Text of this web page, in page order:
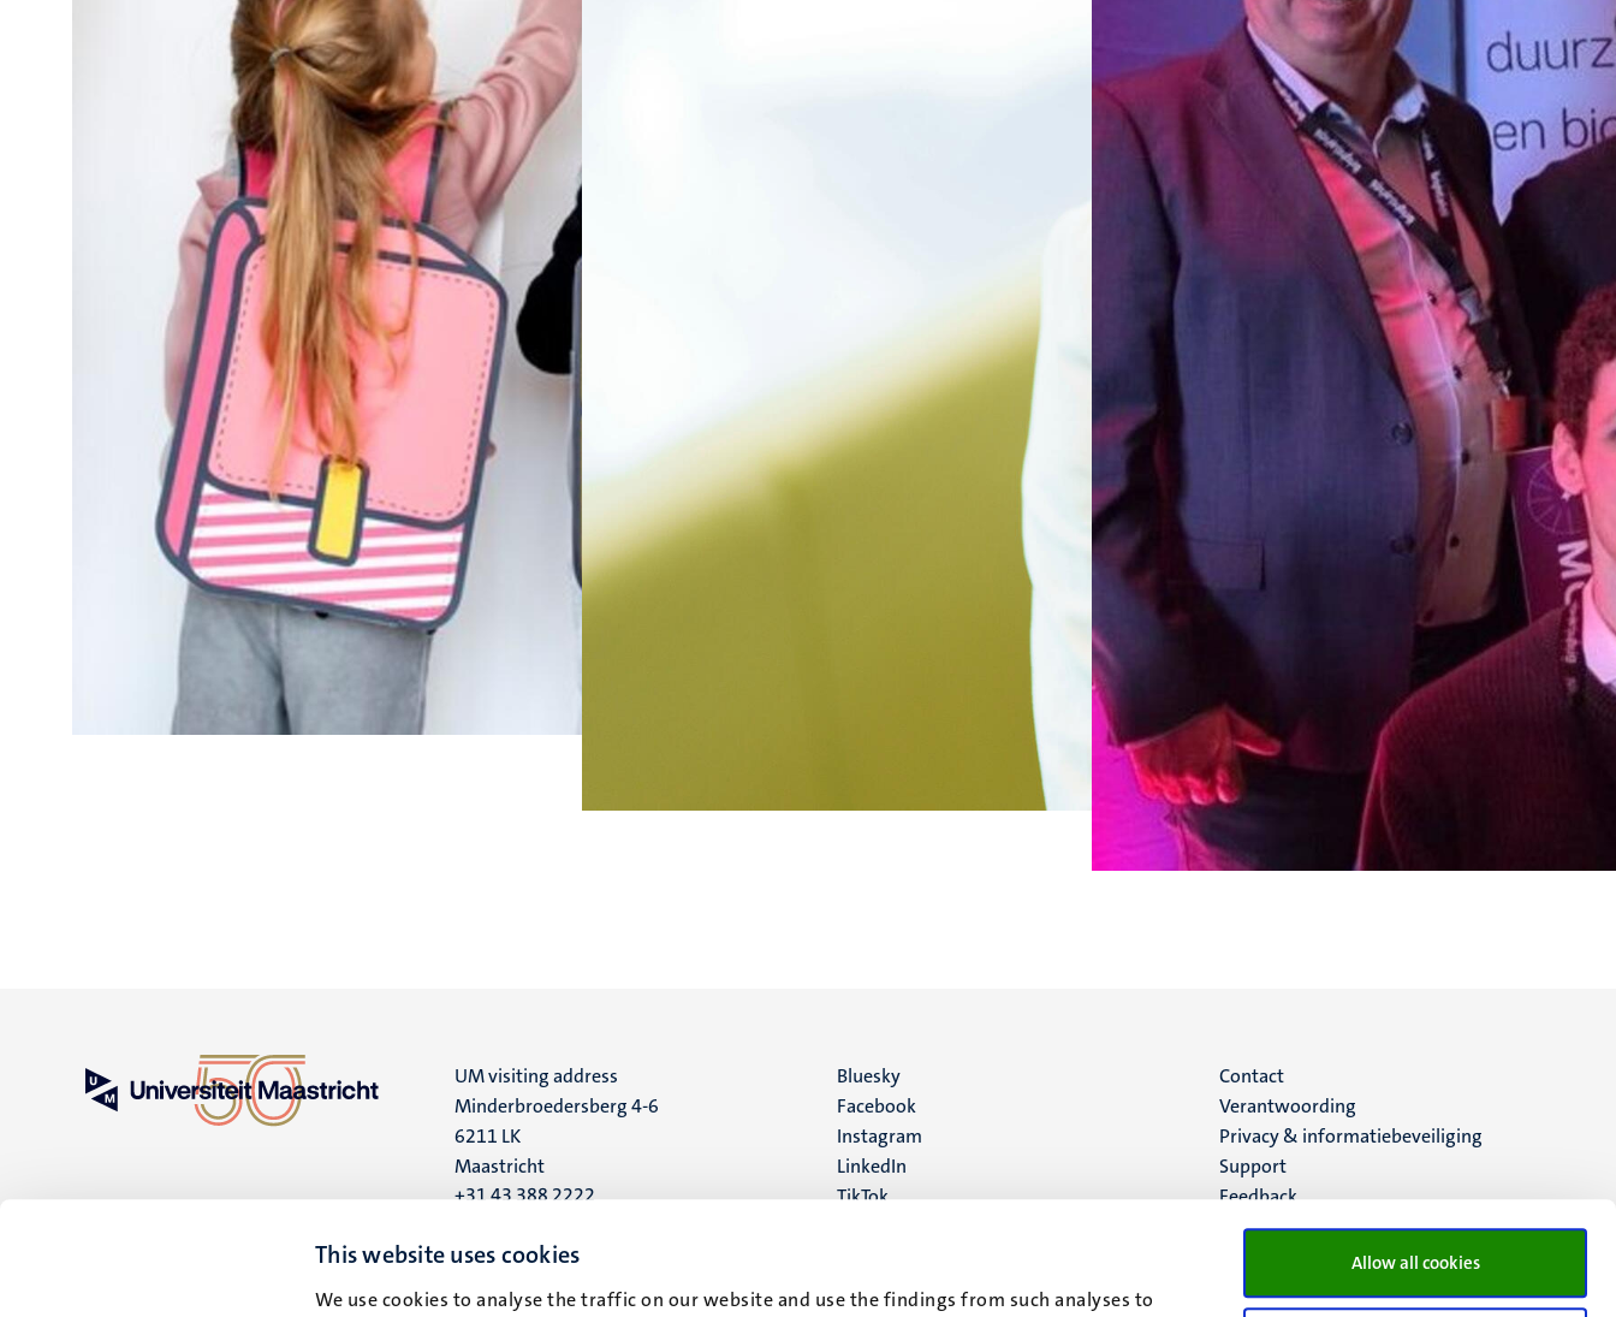
This website uses cookies
We use cookies to analyse the traffic on our website and use the findings from such analyses to
Allow all cookies
UM visiting address
Minderbroedersberg 4-6
6211 LK
Maastricht
+31 43 388 2222
UM postal address
6200 MD
Social
media
Bluesky
Facebook
Instagram
LinkedIn
TikTok
Menu
footer
(NL)
Contact
Verantwoording
Privacy & informatiebeveiliging
Support
Feedback